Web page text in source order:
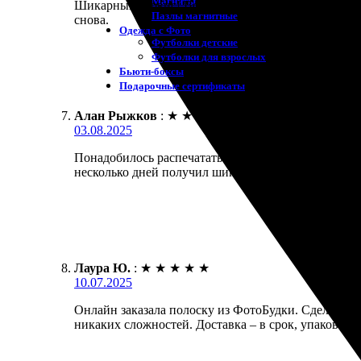
Пазлы магнитные
Одежда с Фото
Футболки детские
Футболки для взрослых
Бьюти-боксы
Подарочные сертификаты
Шикарный сервис! Все быстро и удобно. Выбор
снова.
Алан Рыжков : ★ ★
03.08.2025
Понадобилось распечатать фотополоску и нашел
несколько дней получил шикарный результат.
Лаура Ю. : ★ ★ ★ ★ ★
10.07.2025
Онлайн заказала полоску из ФотоБудки. Сделали
никаких сложностей. Доставка – в срок,